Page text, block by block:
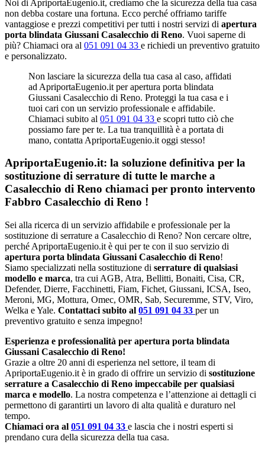
Noi di ApriportaEugenio.it, crediamo che la sicurezza della tua casa
non debba costare una fortuna. Ecco perché offriamo tariffe
vantaggiose e prezzi competitivi per tutti i nostri servizi di apertura
porta blindata Giussani Casalecchio di Reno. Vuoi saperne di
più? Chiamaci ora al 051 091 04 33 e richiedi un preventivo gratuito
e personalizzato.
Non lasciare la sicurezza della tua casa al caso, affidati
ad ApriportaEugenio.it per apertura porta blindata
Giussani Casalecchio di Reno. Proteggi la tua casa e i
tuoi cari con un servizio professionale e affidabile.
Chiamaci subito al 051 091 04 33 e scopri tutto ciò che
possiamo fare per te. La tua tranquillità è a portata di
mano, contatta ApriportaEugenio.it oggi stesso!
ApriportaEugenio.it: la soluzione definitiva per la
sostituzione di serrature di tutte le marche a
Casalecchio di Reno chiamaci per pronto intervento
Fabbro Casalecchio di Reno !
Sei alla ricerca di un servizio affidabile e professionale per la
sostituzione di serrature a Casalecchio di Reno? Non cercare oltre,
perché ApriportaEugenio.it è qui per te con il suo servizio di
apertura porta blindata Giussani Casalecchio di Reno!
Siamo specializzati nella sostituzione di serrature di qualsiasi
modello e marca, tra cui AGB, Atra, Bellitti, Bonaiti, Cisa, CR,
Defender, Dierre, Facchinetti, Fiam, Fichet, Giussani, ICSA, Iseo,
Meroni, MG, Mottura, Omec, OMR, Sab, Securemme, STV, Viro,
Welka e Yale. Contattaci subito al 051 091 04 33 per un
preventivo gratuito e senza impegno!
Esperienza e professionalità per apertura porta blindata
Giussani Casalecchio di Reno!
Grazie a oltre 20 anni di esperienza nel settore, il team di
ApriportaEugenio.it è in grado di offrire un servizio di sostituzione
serrature a Casalecchio di Reno impeccabile per qualsiasi
marca e modello. La nostra competenza e l’attenzione ai dettagli ci
permettono di garantirti un lavoro di alta qualità e duraturo nel
tempo.
Chiamaci ora al 051 091 04 33 e lascia che i nostri esperti si
prendano cura della sicurezza della tua casa.